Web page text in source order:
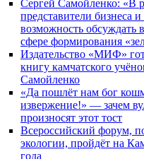
Сергей Самойленко: «В
представители бизнеса
возможность обсуждать
сфере формирования
Издательство «МИФ»
книгу камчатского
Самойленко
«Да пошлёт нам бог
извержение!» — зачем
произносят этот тост
Всероссийский форум,
экологии, пройдёт на
года